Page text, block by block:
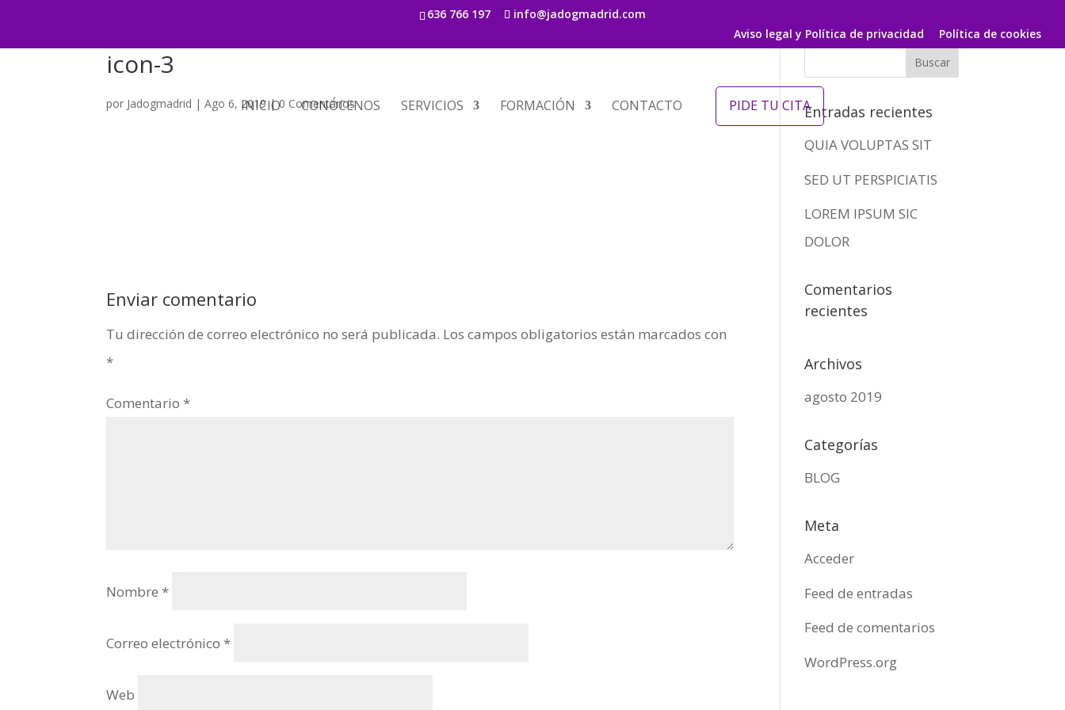
636 766 197
info@jadogmadrid.com
Aviso legal y Política de privacidad
Política de cookies
INICIO CONÓCENOS SERVICIOS FORMACIÓN CONTACTO PIDE TU CITA
icon-3
por Jadogmadrid |Ago 6, 2019|0 Comentarios
Enviar comentario
Tu dirección de correo electrónico no será publicada. Los campos obligatorios están marcados con
*
Comentario *
Nombre *
Correo electrónico *
Web
Entradas recientes
QUIA VOLUPTAS SIT
SED UT PERSPICIATIS
LOREM IPSUM SIC
DOLOR
Comentarios
recientes
Archivos
agosto 2019
Categorías
BLOG
Meta
Acceder
Feed de entradas
Feed de comentarios
WordPress.org